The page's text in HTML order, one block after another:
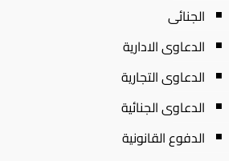
الجنائى
الدعاوى الادارية
الدعاوى التجارية
الدعاوى الجنائية
الدفوع القانونية